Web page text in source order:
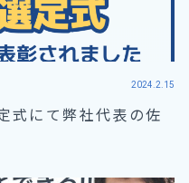
2024.2.15
式にて弊社代表の佐